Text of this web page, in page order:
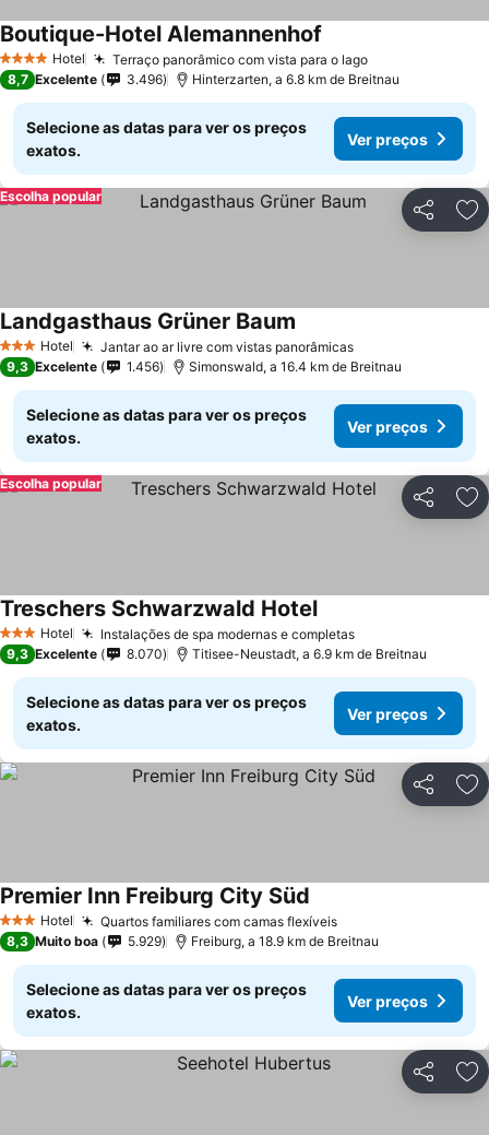
4 EstrelasHotel Terraço panorâmico com vista para o lago
Boutique-Hotel Alemannenhof
8,7 Excelente 3.496 Hinterzarten, a 6.8 km de Breitnau
Selecione as datas para ver os preços
exatos.
Ver preços
Partilhar
Escolha popular
3 EstrelasHotel Jantar ao ar livre com vistas panorâmicas
Landgasthaus Grüner Baum
9,3 Excelente 1.456 Simonswald, a 16.4 km de Breitnau
Selecione as datas para ver os preços
exatos.
Ver preços
Partilhar
Escolha popular
3 EstrelasHotel Instalações de spa modernas e completas
Treschers Schwarzwald Hotel
9,3 Excelente 8.070 Titisee-Neustadt, a 6.9 km de Breitnau
Selecione as datas para ver os preços
exatos.
Ver preços
Partilhar
3 EstrelasHotel Quartos familiares com camas flexíveis
Premier Inn Freiburg City Süd
8,3 Muito boa 5.929 Freiburg, a 18.9 km de Breitnau
Selecione as datas para ver os preços
exatos.
Ver preços
Partilhar